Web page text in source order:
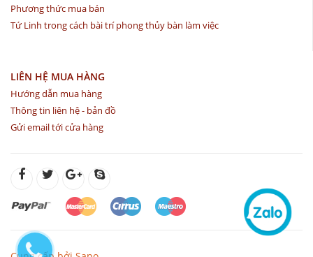
Phương thức mua bán
Tứ Linh trong cách bài trí phong thủy bàn làm việc
LIÊN HỆ MUA HÀNG
Hướng dẫn mua hàng
Thông tin liên hệ - bản đồ
Gửi email tới cửa hàng